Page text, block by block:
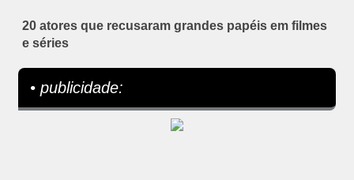
20 atores que recusaram grandes papéis em filmes
e séries
• publicidade: